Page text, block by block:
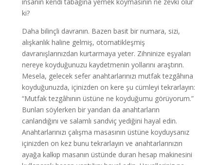
ki?
Daha bilinçli davranın. Bazen basit bir numara, sizi,
alışkanlık haline gelmiş, otomatikleşmiş
davranışlarınızdan kurtarmaya yeter. Zihninize eşyaları
nereye koyduğunuzu kaydetmenin yollarını araştırın.
Mesela, gelecek sefer anahtarlarınızı mutfak tezgâhına
koyduğunuzda, içinizden on kere şu cümleyi tekrarlayın:
“Mutfak tezgâhının üstüne ne koyduğumu görüyorum.”
Bunları söylerken bir yandan da anahtarların
canlandığını ve salamlı sandviç yediğini hayal edin.
Anahtarlarınızı çalışma masasının üstüne koyduysanız
içinizden on kez bunu tekrarlayın ve anahtarlarınızın
ayağa kalkıp masanın üstünde duran hesap makinesini